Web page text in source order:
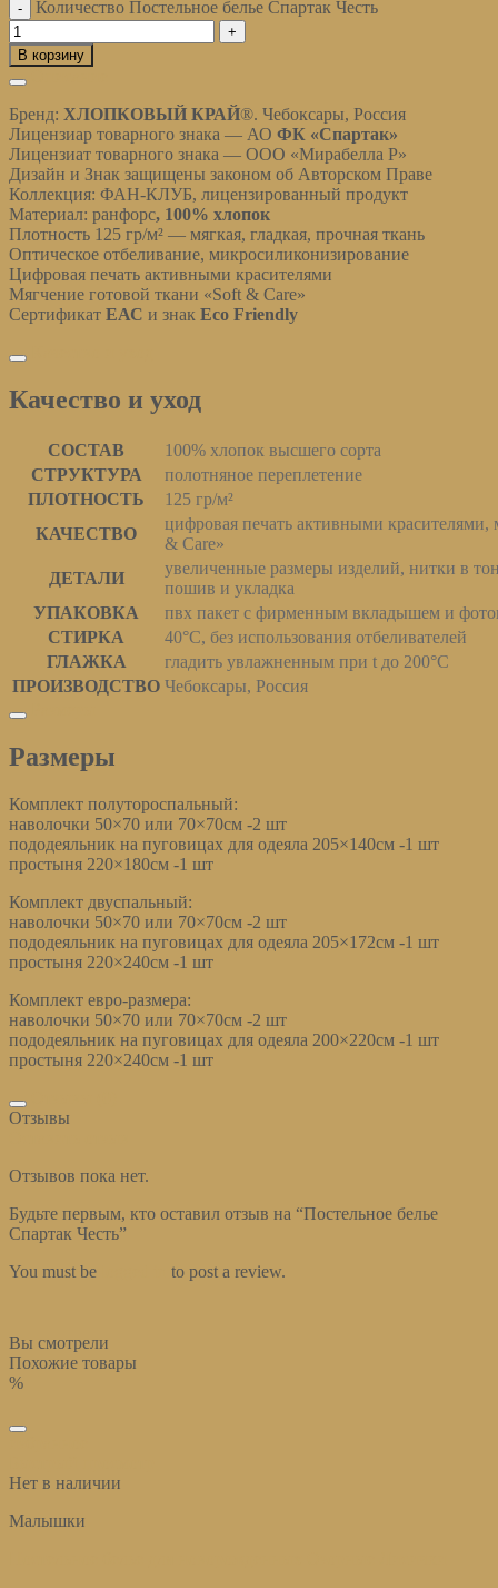
Количество Постельное белье Спартак Честь
В корзину
Бренд: ХЛОПКОВЫЙ КРАЙ®. Чебоксары, Россия
Лицензиар товарного знака — АО ФК «Спартак»
Лицензиат товарного знака — ООО «Мирабелла Р»
Дизайн и Знак защищены законом об Авторском Праве
Коллекция: ФАН-КЛУБ, лицензированный продукт
Материал: ранфорс, 100% хлопок
Плотность 125 гр/м² — мягкая, гладкая, прочная ткань
Оптическое отбеливание, микросиликонизирование
Цифровая печать активными красителями
Мягчение готовой ткани «Soft & Care»
Сертификат ЕАС и знак Eco Friendly
Качество и уход
СОСТАВ
100% хлопок высшего сорта
СТРУКТУРА
полотняное переплетение
ПЛОТНОСТЬ
125 гр/м²
КАЧЕСТВО
цифровая печать активными красителями,
& Care»
ДЕТАЛИ
увеличенные размеры изделий, нитки в
пошив и укладка
УПАКОВКА
пвх пакет с фирменным вкладышем и
СТИРКА
40°С, без использования отбеливателей
ГЛАЖКА
гладить увлажненным при t до 200°С
ПРОИЗВОДСТВО Чебоксары, Россия
Размеры
Комплект полутороспальный:
наволочки 50×70 или 70×70см -2 шт
пододеяльник на пуговицах для одеяла 205×140см -1 шт
простыня 220×180см -1 шт
Комплект двуспальный:
наволочки 50×70 или 70×70см -2 шт
пододеяльник на пуговицах для одеяла 205×172см -1 шт
простыня 220×240см -1 шт
Комплект евро-размера:
наволочки 50×70 или 70×70см -2 шт
пододеяльник на пуговицах для одеяла 200×220см -1 шт
простыня 220×240см -1 шт
Отзывы
Отзывов пока нет.
Будьте первым, кто оставил отзыв на “Постельное белье
Спартак Честь”
You must be
to post a review.
Вы смотрели
Похожие товары
%
Нет в наличии
Малышки